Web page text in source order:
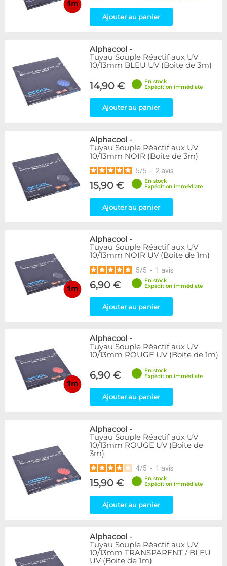
Ajouter au panier
Alphacool -
Tuyau Souple Réactif aux UV
10/13mm BLEU UV (Boite de 3m)
14,90 €
En stock
Expédition immédiate
Ajouter au panier
Alphacool -
Tuyau Souple Réactif aux UV
10/13mm NOIR (Boite de 3m)
5/5 - 2 avis
15,90 €
En stock
Expédition immédiate
Ajouter au panier
Alphacool -
Tuyau Souple Réactif aux UV
10/13mm NOIR UV (Boite de 1m)
5/5 - 1 avis
6,90 €
En stock
Expédition immédiate
Ajouter au panier
Alphacool -
Tuyau Souple Réactif aux UV
10/13mm ROUGE UV (Boite de 1m)
6,90 €
En stock
Expédition immédiate
Ajouter au panier
Alphacool -
Tuyau Souple Réactif aux UV
10/13mm ROUGE UV (Boite de
3m)
4/5 - 1 avis
15,90 €
En stock
Expédition immédiate
Ajouter au panier
Alphacool -
Tuyau Souple Réactif aux UV
10/13mm TRANSPARENT / BLEU
UV (Boite de 1m)